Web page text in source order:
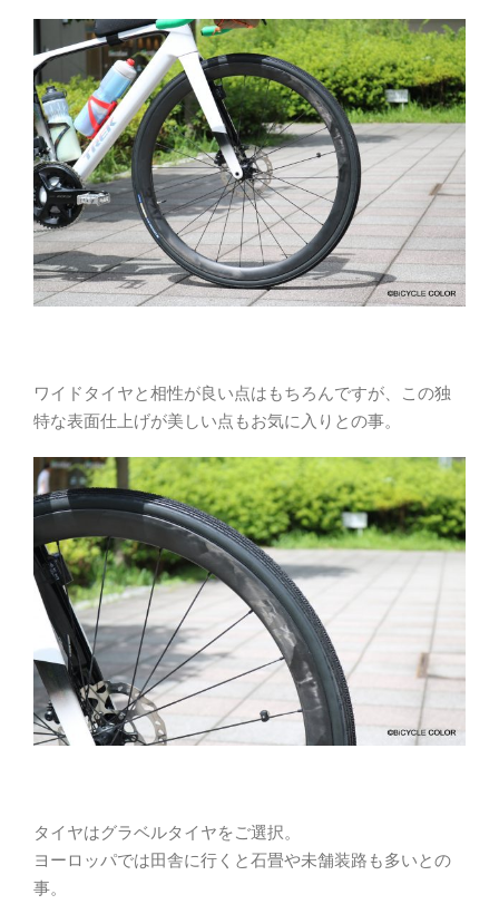
ワイドタイヤと相性が良い点はもちろんですが、この独
特な表面仕上げが美しい点もお気に入りとの事。
タイヤはグラベルタイヤをご選択。
ヨーロッパでは田舎に行くと石畳や未舗装路も多いとの
事。